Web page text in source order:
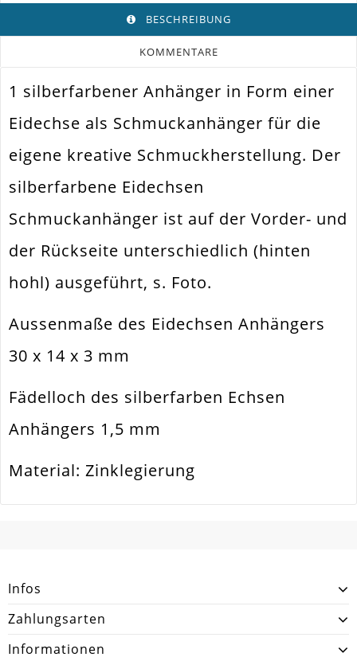
BESCHREIBUNG
KOMMENTARE
Farbe Silber
Funktion Anhänger
Spezifikation Schmuckanhänger
Verwendung
Ketten. Ohrringe. Charm.
Innendurchmesser
Menge 1 Stück
1 silberfarbener Anhänger in Form einer
Eidechse als Schmuckanhänger für die
eigene kreative Schmuckherstellung. Der
silberfarbene Eidechsen
Schmuckanhänger ist auf der Vorder- und
der Rückseite unterschiedlich (hinten
hohl) ausgeführt, s. Foto.
Aussenmaße des Eidechsen Anhängers
30 x 14 x 3 mm
Fädelloch des silberfarben Echsen
Anhängers 1,5 mm
Material: Zinklegierung
Infos
Zahlungsarten
Informationen